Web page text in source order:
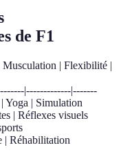
de F1
Musculation | Flexibilité |
|-------------|-------
Yoga | Simulation
| Réflexes visuels
| Réhabilitation